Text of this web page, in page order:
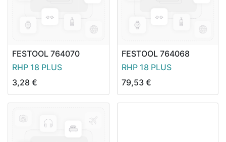
FESTOOL 764070
RHP 18 PLUS
3,28 €
FESTOOL 764068
RHP 18 PLUS
79,53€